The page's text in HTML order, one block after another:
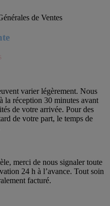
varier légèrement. Nous
la réception 30 minutes avant
de votre arrivée. Pour des
de votre part, le temps de
merci de nous signaler toute
24 h à l’avance. Tout soin
facturé.